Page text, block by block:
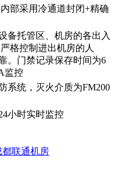
部采用冷通道封闭+精确
备托管区、机房的各出入
格控制进出机房的人
。门禁记录保存时间为6
监控
系统，灭火介质为FM200
小时实时监控
都联通机房